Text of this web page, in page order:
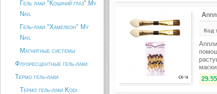
Гель лаки "Кошачий глаз" My
Nail
Гель-лаки "Хамелеон" My
Nail
Магнитные системы
Флуоресцентные гель-лаки
Термо гель-лаки
Термо гель-лаки Kodi
Код